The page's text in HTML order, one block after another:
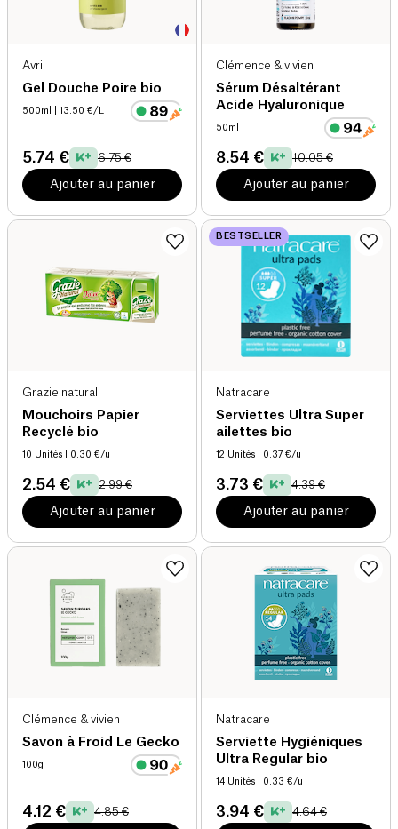
Avril
Gel Douche Poire bio
500ml | 13.50 €/L
5.74 € 6.75 €
Ajouter au panier
Clémence & vivien
Sérum Désaltérant
Acide Hyaluronique
50ml
8.54 € 10.05 €
Ajouter au panier
Grazie natural
Mouchoirs Papier
Recyclé bio
10 Unités | 0.30 €/u
2.54 € 2.99 €
Ajouter au panier
BESTSELLER
Natracare
Serviettes Ultra Super
ailettes bio
12 Unités | 0.37 €/u
3.73 € 4.39 €
Ajouter au panier
Clémence & vivien
Savon à Froid Le Gecko
100g
4.12 € 4.85 €
Natracare
Serviette Hygiéniques
Ultra Regular bio
14 Unités | 0.33 €/u
3.94 € 4.64 €